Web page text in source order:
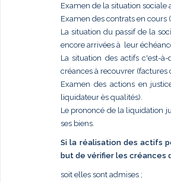
Examen de la situation sociale
Examen des contrats en cours
La situation du passif de la
encore arrivées à leur
La situation des actifs c'est-
créances à recouvrer (factures
Examen des actions en
liquidateur ès qualités).
Le prononcé de la liquidation
ses biens.
Si la réalisation des actifs
but de vérifier les créances
soit elles sont admises ;